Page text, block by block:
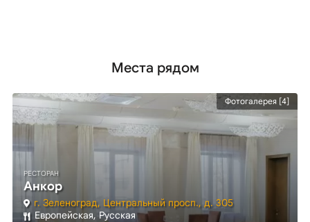
Места рядом
Фотогалерея [4]
РЕСТОРАН
Анкор
г. Зеленоград, Центральный просп., д. 305
Европейская, Русская